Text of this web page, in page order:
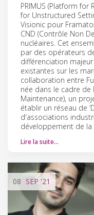
PRIMUS (Platform
for Unstructured
Visionic pour
CND (Contrôle Non
nucléaires. Cet
par des opérateurs
différenciation
existantes sur les
collaboration entre
née dans le cadre de
Maintenance), un
établir un réseau de
d'associations
développement de
Lire la suite…
08 SEP '21